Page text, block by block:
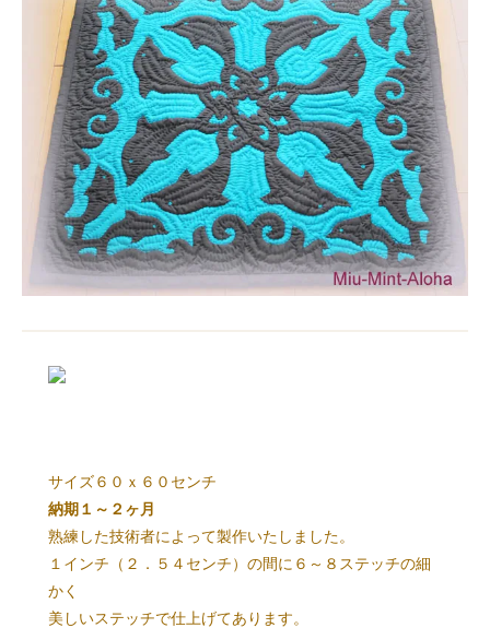
サイズ６０ｘ６０センチ
納期１～２ヶ月
熟練した技術者によって製作いたしました。
１インチ（２．５４センチ）の間に６～８ステッチの細
かく
美しいステッチで仕上げてあります。